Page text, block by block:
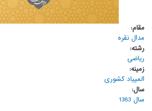
مقام:
مدال نقره
رشته:
ریاضی
زمینه:
المپیاد کشوری
سال:
سال 1383